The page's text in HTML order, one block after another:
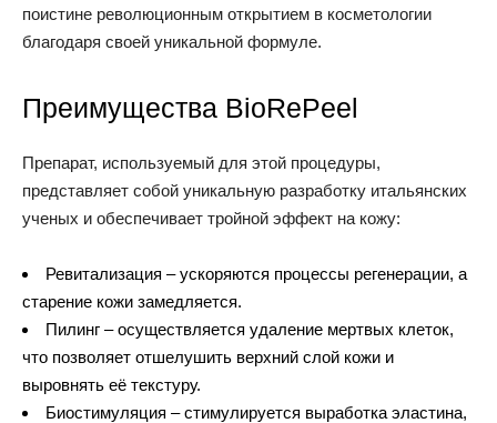
поистине революционным открытием в косметологии
благодаря своей уникальной формуле.
Преимущества BioRePeel
Препарат, используемый для этой процедуры,
представляет собой уникальную разработку итальянских
ученых и обеспечивает тройной эффект на кожу:
Ревитализация – ускоряются процессы регенерации, а
старение кожи замедляется.
Пилинг – осуществляется удаление мертвых клеток,
что позволяет отшелушить верхний слой кожи и
выровнять её текстуру.
Биостимуляция – стимулируется выработка эластина,